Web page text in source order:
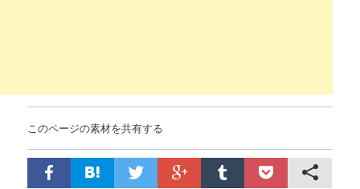
このページの素材を共有する